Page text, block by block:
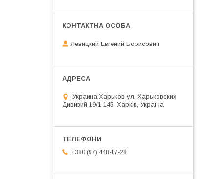
Левицкий Евгений Борисович
Украина,Харьков ул. Харьковских
Дивизий 19/1 145, Харків, Україна
+380 (97) 448-17-28